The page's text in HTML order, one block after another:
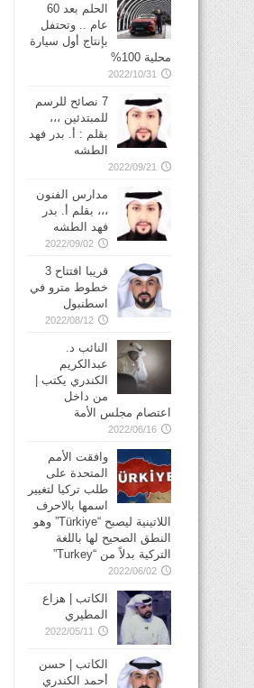
الحلم بعد 60
عام .. وتحتفل
بإنتاج أول سيارة
محلية 100%
2022/10/31
7 نصائح للرسم
للمبتدئين ،،،
بقلم : أ. بدر فهد
الطشه
2022/09/21
مدارس الفنون
،،، بقلم أ. بدر
فهد الطشه
2022/09/02
قريبا افتتاح 3
خطوط مترو في
2022/08/12
النائب د.
عبدالكريم
الكندري يكتب |
من داخل
اعتصام مجلس الأمة
2022/06/16
وافقت الأمم
المتحدة على
طلب تركيا لتغيير
اسمها بالاحرف
اللاتينية ليصبح “Türkiye” وهو
النطق الصحيح لها باللغة
التركية بدلاً من “Turkey”
2022/06/02
الكاتب | هزاع
المطيري
2022/05/11
الكاتب | حسن
أحمد الكندري